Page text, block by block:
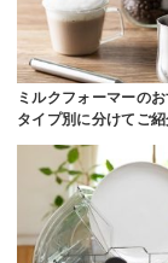
ミルクフォーマーのお
タイプ別に分けてご紹